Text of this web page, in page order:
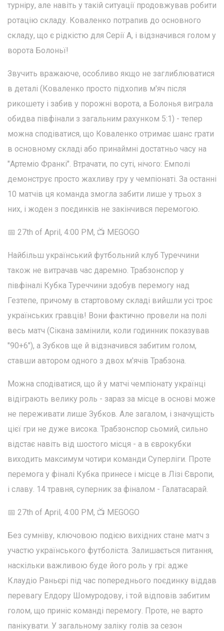
турніру, але навіть у такій ситуації продовжував робити
ротацію складу. Коваленко потрапив до основного
складу, що є рідкістю для Серії А, і відзначився голом у
ворота Болоньї!
Звучить вражаюче, особливо якщо не заглиблюватися
в деталі (Коваленко просто підхопив м'яч після
рикошету і забив у порожні ворота, а Болонья виграла
обидва півфінали з загальним рахунком 5:1) - тепер
можна сподіватися, що Коваленко отримає шанс грати
в основному складі або принаймні достатньо часу на
"Артеміо Франкі". Втрачати, по суті, нічого: Емполі
демонструє просто жахливу гру у чемпіонаті. За останні
10 матчів ця команда змогла забити лише у трьох з
них, і жоден з поєдинків не закінчився перемогою.
📅 27th of April, 4:00 PM, 📺 MEGOGO
Найбільш український футбольний клуб Туреччини
також не витрачав час даремно. Трабзонспор у
півфіналі Кубка Туреччини здобув перемогу над
Гезтепе, причому в стартовому складі вийшли усі троє
українських гравців! Вони фактично провели на полі
весь матч (Сікана замінили, коли годинник показував
"90+6"), а Зубков ще й відзначився забитим голом,
ставши автором одного з двох м'ячів Трабзона.
Можна сподіватися, що й у матчі чемпіонату українці
відіграють велику роль - зараз за місце в основі може
не переживати лише Зубков. Але загалом, і значущість
цієї гри не дуже висока. Трабзонспор сьомий, сильно
відстає навіть від шостого місця - а в єврокубки
виходить максимум чотири команди Суперліги. Проте
перемога у фіналі Кубка принесе і місце в Лізі Європи,
і славу. 14 травня, суперник за фіналом - Галатасарай.
📅 27th of April, 4:00 PM, 📺 MEGOGO
Без сумніву, ключовою подією вихідних стане матч з
участю українського футболіста. Залишається питання,
наскільки важливою буде його роль у грі: адже
Клаудіо Раньєрі під час попереднього поєдинку віддав
перевагу Елдору Шомуродову, і той відповів забитим
голом, що приніс команді перемогу. Проте, не варто
панікувати. У загальному заліку голів за сезон